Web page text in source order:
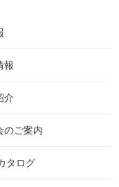
報
介
のご案内
タログ